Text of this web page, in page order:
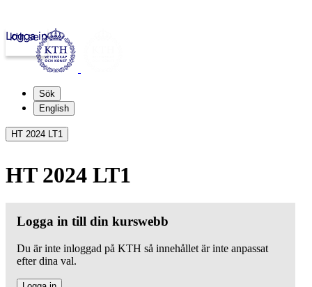
kth.se
Logga in
Sök
English
HT 2024 LT1
HT 2024 LT1
Logga in till din kurswebb
Du är inte inloggad på KTH så innehållet är inte anpassat
efter dina val.